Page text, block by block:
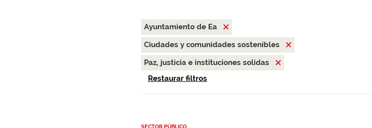
Ayuntamiento de Ea
Ciudades y comunidades sostenibles
Paz, justicia e instituciones solidas
Restaurar filtros